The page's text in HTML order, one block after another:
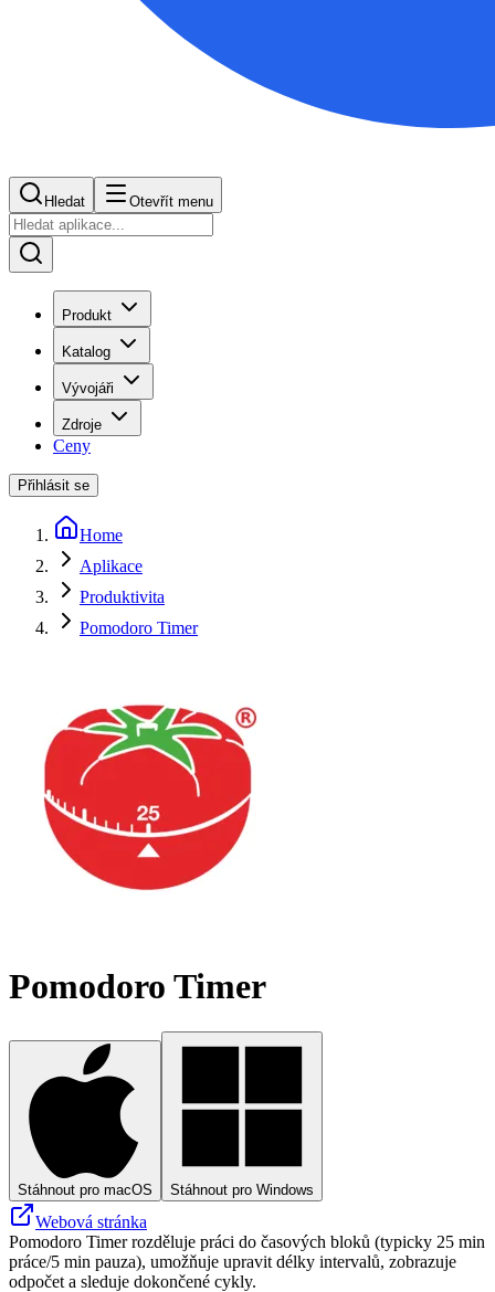
Hledat Otevřít menu
Produkt
Katalog
Vývojáři
Zdroje
Ceny
Přihlásit se
Home
Aplikace
Produktivita
Pomodoro Timer
Pomodoro Timer
Stáhnout pro macOS Stáhnout pro Windows
Webová stránka
Pomodoro Timer rozděluje práci do časových bloků (typicky 25 min
práce/5 min pauza), umožňuje upravit délky intervalů, zobrazuje
odpočet a sleduje dokončené cykly.